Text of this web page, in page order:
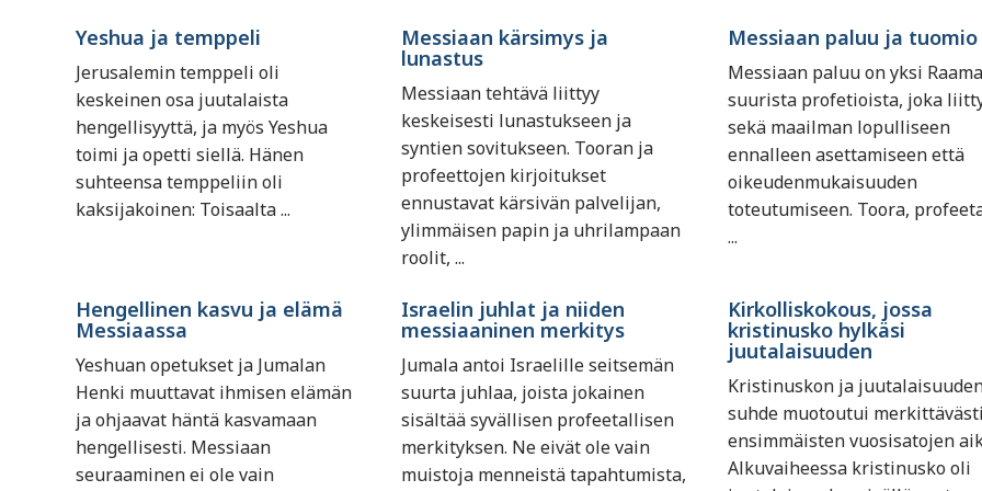
Yeshua ja temppeli
Jerusalemin temppeli oli
keskeinen osa juutalaista
hengellisyyttä, ja myös Yeshua
toimi ja opetti siellä. Hänen
suhteensa temppeliin oli
kaksijakoinen: Toisaalta ...
Messiaan kärsimys ja
lunastus
Messiaan tehtävä liittyy
keskeisesti lunastukseen ja
syntien sovitukseen. Tooran ja
profeettojen kirjoitukset
ennustavat kärsivän palvelijan,
ylimmäisen papin ja uhrilampaan
roolit, ...
Messiaan paluu ja tuomio
Messiaan paluu on yksi
suurista profetioista, joka
sekä maailman lopulliseen
ennalleen asettamiseen että
oikeudenmukaisuuden
toteutumiseen. Toora,
...
Hengellinen kasvu ja elämä
Messiaassa
Yeshuan opetukset ja Jumalan
Henki muuttavat ihmisen elämän
ja ohjaavat häntä kasvamaan
hengellisesti. Messiaan
seuraaminen ei ole vain
Israelin juhlat ja niiden
messiaaninen merkitys
Jumala antoi Israelille seitsemän
suurta juhlaa, joista jokainen
sisältää syvällisen profeetallisen
merkityksen. Ne eivät ole vain
muistoja menneistä tapahtumista,
Kirkolliskokous, jossa
kristinusko hylkäsi
juutalaisuuden
Kristinuskon ja
suhde muotoutui merkittävästi
ensimmäisten vuosisatojen
Alkuvaiheessa kristinusko oli